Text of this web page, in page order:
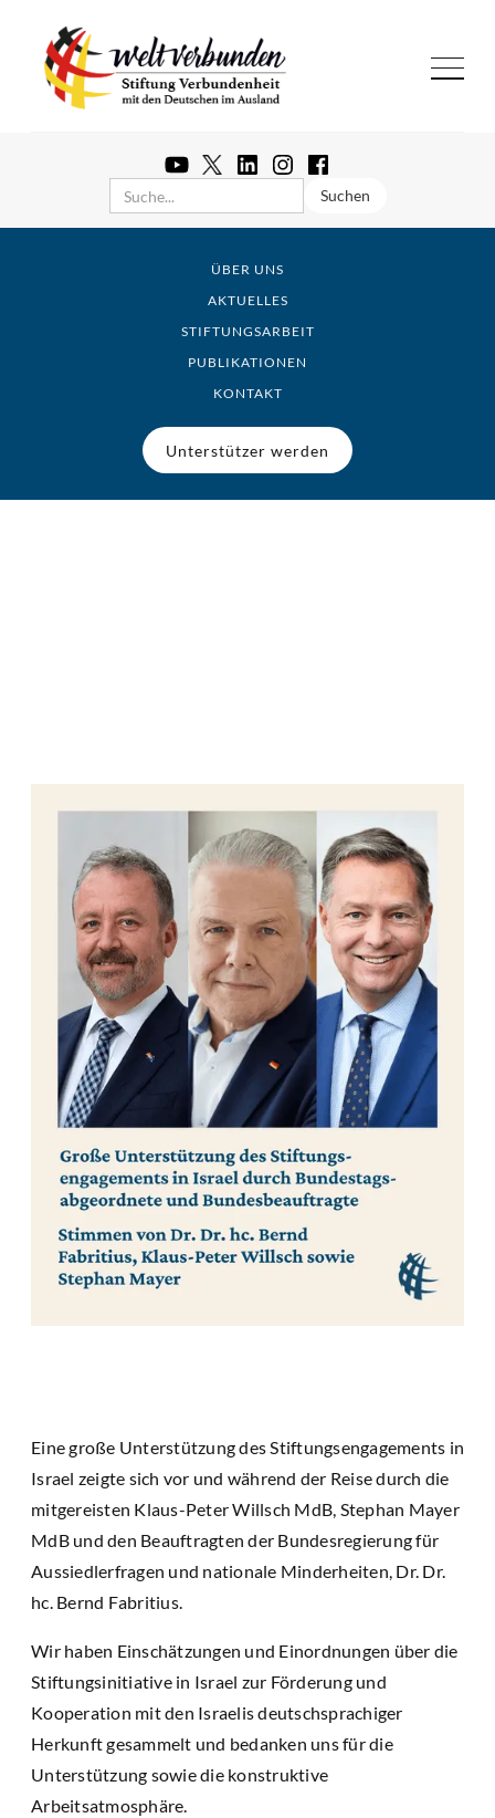
ÜBER UNS
AKTUELLES
STIFTUNGSARBEIT
PUBLIKATIONEN
KONTAKT
Unterstützer werden
Eine große Unterstützung des Stiftungsengagements in
Israel zeigte sich vor und während der Reise durch die
mitgereisten Klaus-Peter Willsch MdB, Stephan Mayer
MdB und den Beauftragten der Bundesregierung für
Aussiedlerfragen und nationale Minderheiten, Dr. Dr.
hc. Bernd Fabritius.
Wir haben Einschätzungen und Einordnungen über die
Stiftungsinitiative in Israel zur Förderung und
Kooperation mit den Israelis deutschsprachiger
Herkunft gesammelt und bedanken uns für die
Unterstützung sowie die konstruktive
Arbeitsatmosphäre.